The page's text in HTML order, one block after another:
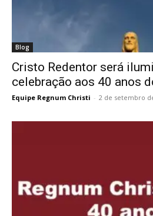
Blog
Cristo Redentor será
celebração aos 40 anos
Equipe Regnum Christi - 2 de setembro